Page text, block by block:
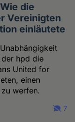
die
Vereinigten
einläutete
hpd die
United for
einen
werfen.
7